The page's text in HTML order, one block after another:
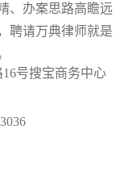
、办案思路高瞻远
聘请万典律师就是
号搜宝商务中心